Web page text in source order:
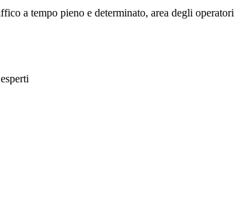
a tempo pieno e determinato, area degli operatori